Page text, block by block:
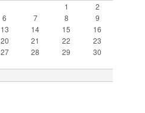
1
2
6 7 8
9
13 14 15
16
20 21 22
23
27 28 29
30